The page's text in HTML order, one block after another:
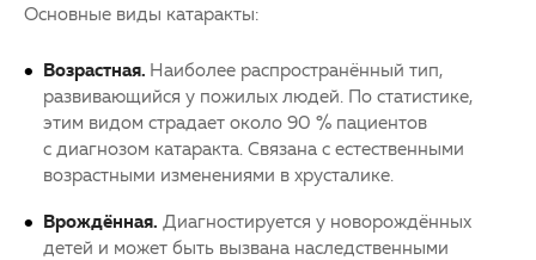
Основные виды катаракты:
Возрастная. Наиболее распространённый тип,
развивающийся у пожилых людей. По статистике,
этим видом страдает около 90 % пациентов
с диагнозом катаракта. Связана с естественными
возрастными изменениями в хрусталике.
Врождённая. Диагностируется у новорождённых
детей и может быть вызвана наследственными